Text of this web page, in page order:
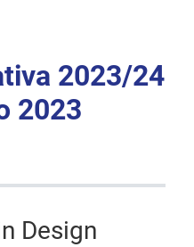
2023/24
2023
Design